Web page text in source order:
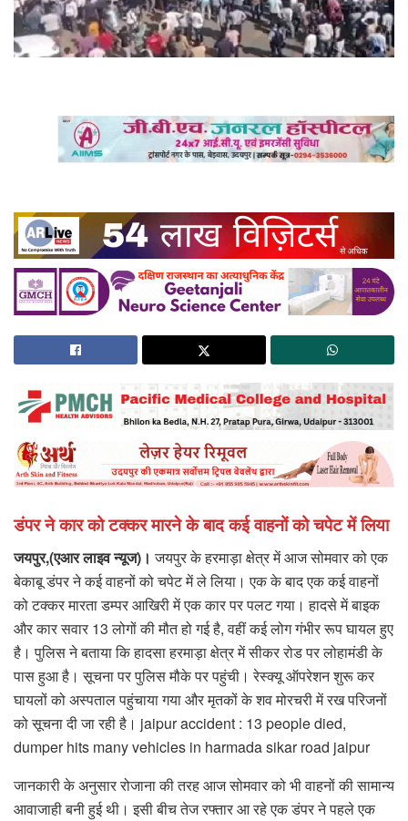
डंपर ने कार को टक्कर मारने के बाद कई वाहनों को चपेट में लिया
जयपुर,(एआर लाइव न्यूज)। जयपुर के हरमाड़ा क्षेत्र में आज सोमवार को एक
बेकाबू डंपर ने कई वाहनों को चपेट में ले लिया। एक के बाद एक कई वाहनों
को टक्कर मारता डम्पर आखिरी में एक कार पर पलट गया। हादसे में बाइक
और कार सवार 13 लोगों की मौत हो गई है, वहीं कई लोग गंभीर रूप घायल हुए
है। पुलिस ने बताया कि हादसा हरमाड़ा क्षेत्र में सीकर रोड पर लोहामंडी के
पास हुआ है। सूचना पर पुलिस मौके पर पहुंची। रेस्क्यू ऑपरेशन शुरू कर
घायलों को अस्पताल पहुंचाया गया और मृतकों के शव मोरचरी में रख परिजनों
को सूचना दी जा रही है। jaipur accident : 13 people died,
dumper hits many vehicles in harmada sikar road jaipur
जानकारी के अनुसार रोजाना की तरह आज सोमवार को भी वाहनों की सामान्य
आवाजाही बनी हुई थी। इसी बीच तेज रफ्तार आ रहे एक डंपर ने पहले एक